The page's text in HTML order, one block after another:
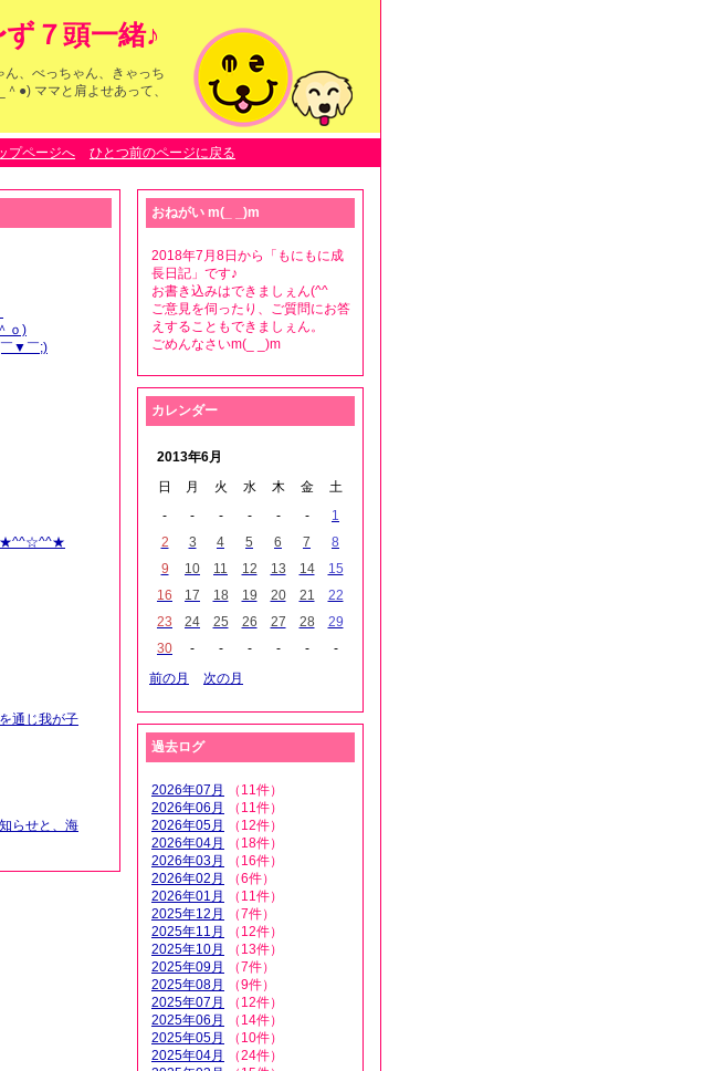
７頭一緒♪
、べっちゃん、きゃっち
●) ママと肩よせあって、
プページへ ひとつ前のページに戻る
ｏ)
￣▼￣;)
★^^☆^^★
通じ我が子
らせと、海
おねがい m(_ _)m
2018年7月8日から「もにもに成
長日記」です♪
お書き込みはできましぇん(^^ゞ
ご意見を伺ったり、ご質問にお答
えすることもできましぇん。
ごめんなさいm(_ _)m
カレンダー
2013年6月
日
月 火 水 木 金
土
-
- - - - -
1
2
3 4 5 6 7
8
9
10 11 12 13 14
15
16
17 18 19 20 21
22
23
24 25 26 27 28
29
30
- - - - -
-
前の月
次の月
過去ログ
2026年07月
（11件）
2026年06月
（11件）
2026年05月
（12件）
2026年04月
（18件）
2026年03月
（16件）
2026年02月
（6件）
2026年01月
（11件）
2025年12月
（7件）
2025年11月
（12件）
2025年10月
（13件）
2025年09月
（7件）
2025年08月
（9件）
2025年07月
（12件）
2025年06月
（14件）
2025年05月
（10件）
2025年04月
（24件）